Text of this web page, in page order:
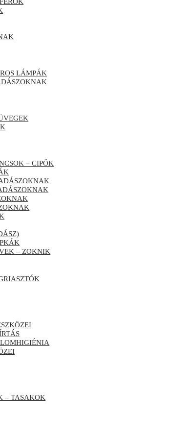
LÁMPÁK
– CIPŐK
– ZOKNIK
– TASAKOK